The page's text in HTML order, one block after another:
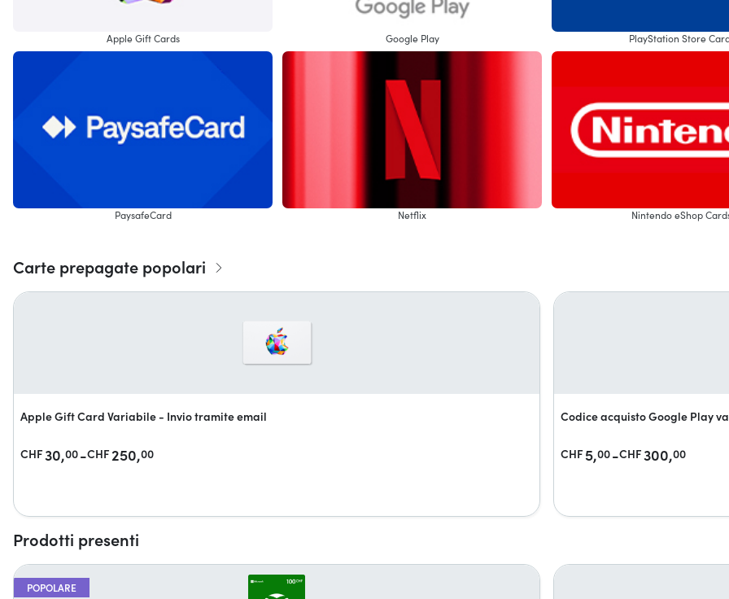
Apple Gift Cards Google Play PlayStation Store
PaysafeCard Netflix Nintendo eShop
Carte prepagate popolari
Apple Gift Card Variabile - Invio tramite email
CHF30,00-CHF 250,00
Codice acquisto Google Play
CHF 5,00-CHF300,00
Prodotti presenti
POPOLARE